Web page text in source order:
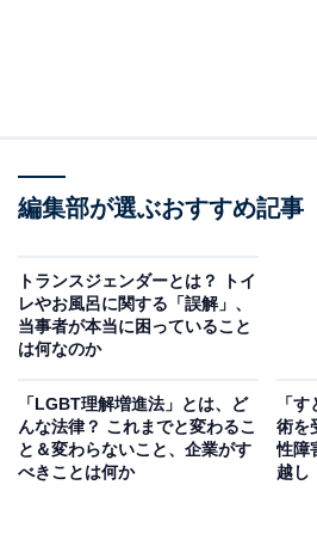
編集部が選ぶおすすめ記事
トランスジェンダーとは？ トイ
レやお風呂に関する「誤解」、
当事者が本当に困っていること
は何なのか
「LGBT理解増進法」とは、ど
んな法律？ これまでと変わるこ
と＆変わらないこと、企業がす
べきことは何か
「
術を
性障
越し